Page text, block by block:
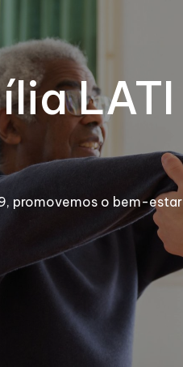
promovemos o bem-